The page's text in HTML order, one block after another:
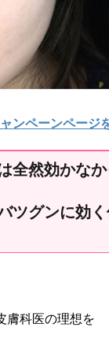
ンペーンページ
全然効かな
ツグンに効
膚科医の理想を